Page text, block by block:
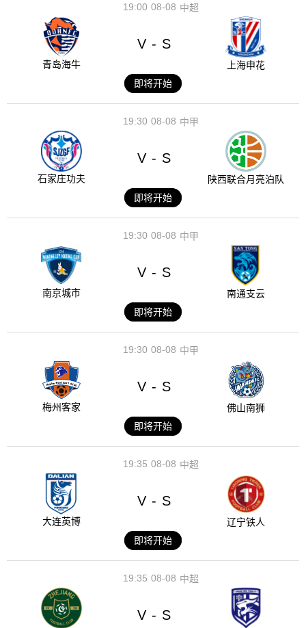
08-08
19:00 中超
青岛海牛
V - S
上海申花
即将开始
08-08
19:30 中甲
石家庄功夫
V - S
陕西联合月亮泊队
即将开始
08-08
19:30 中甲
南京城市
V - S
南通支云
即将开始
08-08
19:30 中甲
梅州客家
V - S
佛山南狮
即将开始
08-08
19:35 中超
大连英博
V - S
辽宁铁人
即将开始
08-08
19:35 中超
V - S